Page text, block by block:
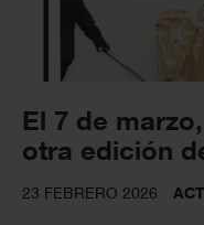
El 7 de
otra edición
23 FEBRERO 2026